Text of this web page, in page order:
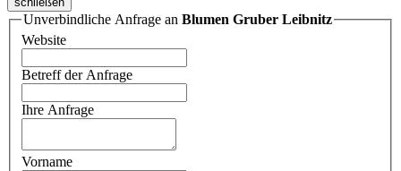
Unverbindliche Anfrage an Blumen Gruber Leibnitz
Website
Betreff der Anfrage
Ihre Anfrage
Vorname